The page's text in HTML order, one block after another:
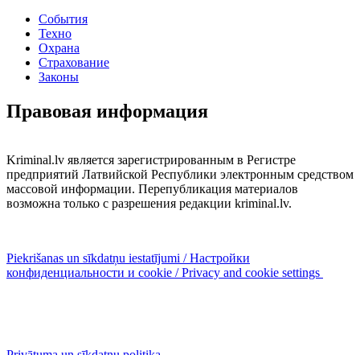
События
Техно
Охрана
Страхование
Законы
Правовая информация
Kriminal.lv является зарегистрированным в Регистре
предприятий Латвийской Республики электронным средством
массовой информации. Перепубликация материалов
возможна только с разрешения редакции kriminal.lv.
Piekrišanas un sīkdatņu iestatījumi / Настройки
конфиденциальности и cookie / Privacy and cookie settings